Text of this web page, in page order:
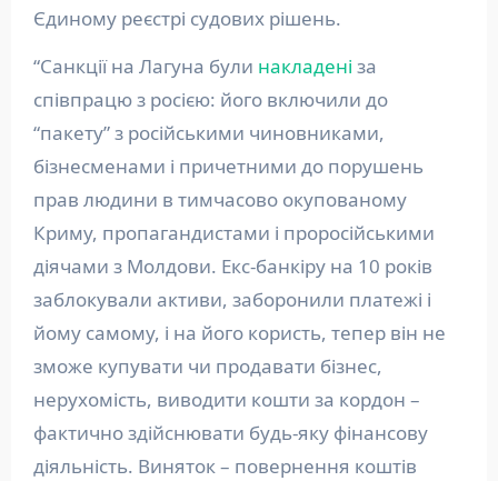
Єдиному реєстрі судових рішень.
“Санкції на Лагуна були накладені за
співпрацю з росією: його включили до
“пакету” з російськими чиновниками,
бізнесменами і причетними до порушень
прав людини в тимчасово окупованому
Криму, пропагандистами і проросійськими
діячами з Молдови. Екс-банкіру на 10 років
заблокували активи, заборонили платежі і
йому самому, і на його користь, тепер він не
зможе купувати чи продавати бізнес,
нерухомість, виводити кошти за кордон –
фактично здійснювати будь-яку фінансову
діяльність. Виняток – повернення коштів